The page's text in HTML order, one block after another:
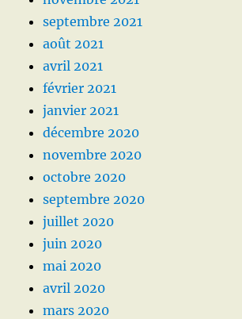
septembre 2021
août 2021
avril 2021
février 2021
janvier 2021
décembre 2020
novembre 2020
octobre 2020
septembre 2020
juillet 2020
juin 2020
mai 2020
avril 2020
mars 2020